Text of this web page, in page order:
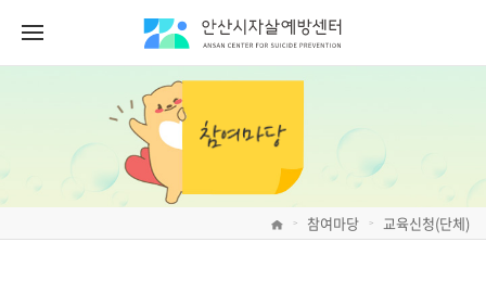
> 참여마당 > 교육신청(단체)